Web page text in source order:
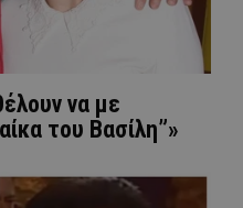
να με
του Βασίλη”»